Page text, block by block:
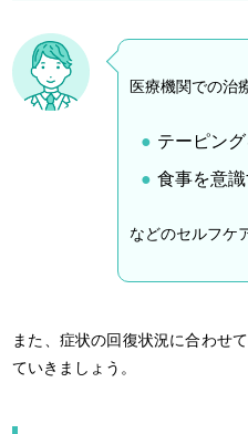
医療機関での治
テーピン
食事を意識
などのセルフケ
また、症状の回復状況に合わせ
ていきましょう。